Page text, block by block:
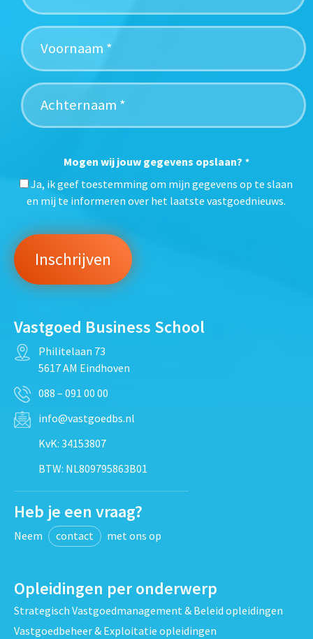
Mogen wij jouw gegevens opslaan? *
Ja, ik geef toestemming om mijn gegevens op te slaan
en mij te informeren over het laatste vastgoednieuws.
Vastgoed Business School
Philitelaan 73
5617 AM Eindhoven
088 – 091 00 00
info@vastgoedbs.nl
KvK: 34153807
BTW: NL809795863B01
Heb je een vraag?
Neem contact met ons op
Opleidingen per onderwerp
Strategisch Vastgoedmanagement & Beleid opleidingen
Vastgoedbeheer & Exploitatie opleidingen